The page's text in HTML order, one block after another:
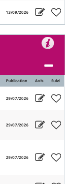
13/09/2026
Publication Avis Suivi
29/07/2026
29/07/2026
29/07/2026